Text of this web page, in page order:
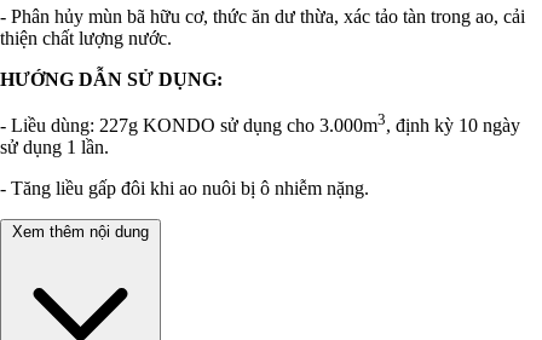
- Phân hủy mùn bã hữu cơ, thức ăn dư thừa, xác tảo tàn trong ao, cải
thiện chất lượng nước.
HƯỚNG DẪN SỬ DỤNG:
- Liều dùng: 227g KONDO sử dụng cho 3.000m3, định kỳ 10 ngày
sử dụng 1 lần.
- Tăng liều gấp đôi khi ao nuôi bị ô nhiễm nặng.
Xem thêm nội dung